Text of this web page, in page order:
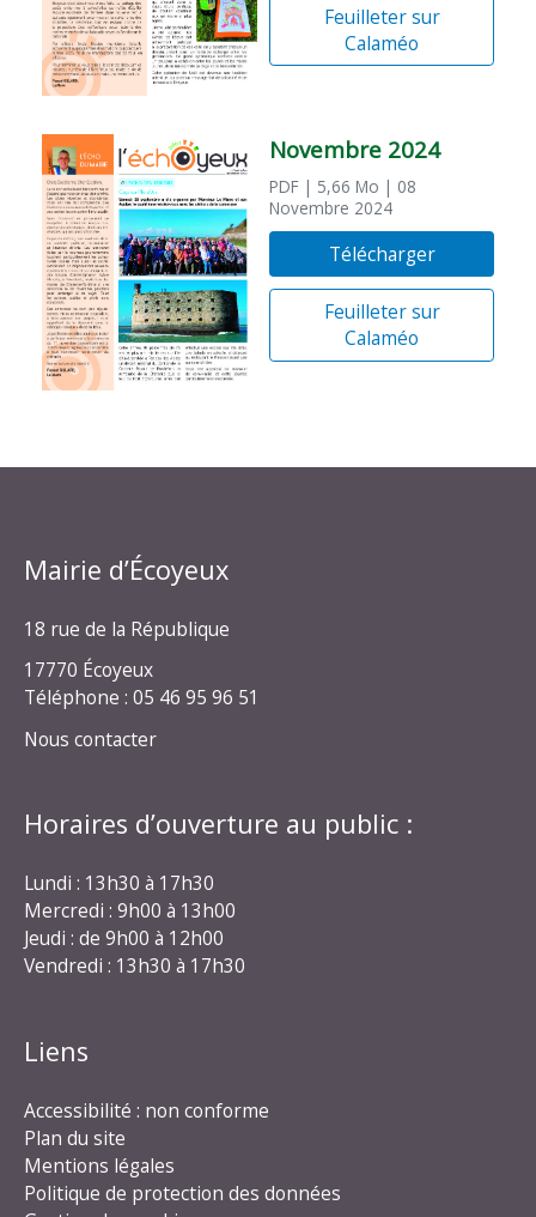
Feuilleter sur
Calaméo
Novembre 2024
PDF | 5,66 Mo | 08
Novembre 2024
Télécharger
Feuilleter sur
Calaméo
Mairie d’Écoyeux
18 rue de la République
17770 Écoyeux
Téléphone : 05 46 95 96 51
Nous contacter
Horaires d’ouverture au public :
Lundi : 13h30 à 17h30
Mercredi : 9h00 à 13h00
Jeudi : de 9h00 à 12h00
Vendredi : 13h30 à 17h30
Liens
Accessibilité : non conforme
Plan du site
Mentions légales
Politique de protection des données